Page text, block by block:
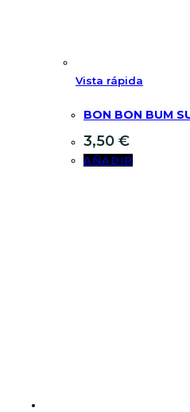
Vista rápida
BON BON BUM
3,50 €
AÑADIR